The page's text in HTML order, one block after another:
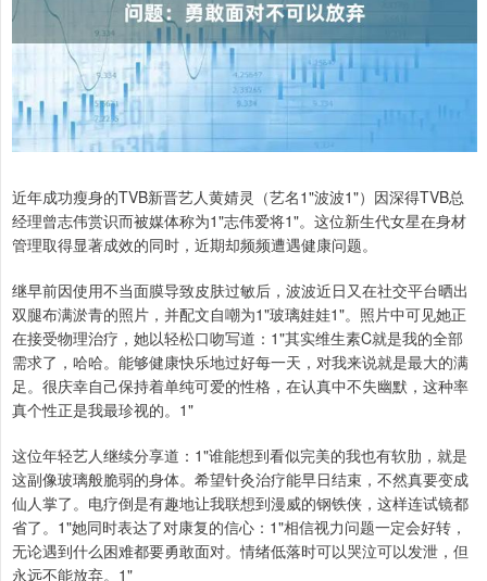
近年成功瘦身的TVB新晋艺人黄婧灵（艺名1"波波1"）因深得TVB总
经理曾志伟赏识而被媒体称为1"志伟爱将1"。这位新生代女星在身材
管理取得显著成效的同时，近期却频频遭遇健康问题。
继早前因使用不当面膜导致皮肤过敏后，波波近日又在社交平台晒出
双腿布满淤青的照片，并配文自嘲为1"玻璃娃娃1"。照片中可见她正
在接受物理治疗，她以轻松口吻写道：1"其实维生素C就是我的全部
需求了，哈哈。能够健康快乐地过好每一天，对我来说就是最大的满
足。很庆幸自己保持着单纯可爱的性格，在认真中不失幽默，这种率
真个性正是我最珍视的。1"
这位年轻艺人继续分享道：1"谁能想到看似完美的我也有软肋，就是
这副像玻璃般脆弱的身体。希望针灸治疗能早日结束，不然真要变成
仙人掌了。电疗倒是有趣地让我联想到漫威的钢铁侠，这样连试镜都
省了。1"她同时表达了对康复的信心：1"相信视力问题一定会好转，
无论遇到什么困难都要勇敢面对。情绪低落时可以哭泣可以发泄，但
永远不能放弃。1"